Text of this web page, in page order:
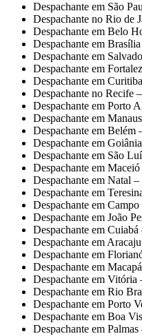
Despachante em São
Despachante no Rio de
Despachante em Belo
Despachante em
Despachante em
Despachante em
Despachante em
Despachante no Recife
Despachante em Porto
Despachante em
Despachante em Belém
Despachante em
Despachante em São
Despachante em
Despachante em Natal
Despachante em
Despachante em
Despachante em João
Despachante em
Despachante em
Despachante em
Despachante em
Despachante em Vitória
Despachante em Rio
Despachante em Porto
Despachante em Boa
Despachante em